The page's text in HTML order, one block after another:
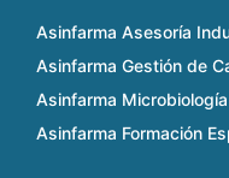
Asinfarma Asesoría
Asinfarma Gestión de
Asinfarma
Asinfarma Formación